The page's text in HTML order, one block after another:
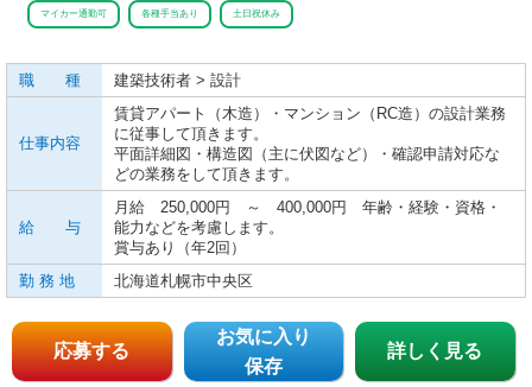
マイカー通勤可 各種手当あり 土日祝休み
職 種 建築技術者 > 設計
仕事内容
賃貸アパート（木造）・マンション（RC造）の設計業務
に従事して頂きます。
平面詳細図・構造図（主に伏図など）・確認申請対応な
どの業務をして頂きます。
給 与
月給 250,000円 ～ 400,000円 年齢・経験・資格・
能力などを考慮します。
賞与あり（年2回）
勤 務 地
北海道札幌市中央区
応募する
お気に入り
保存
詳しく見る